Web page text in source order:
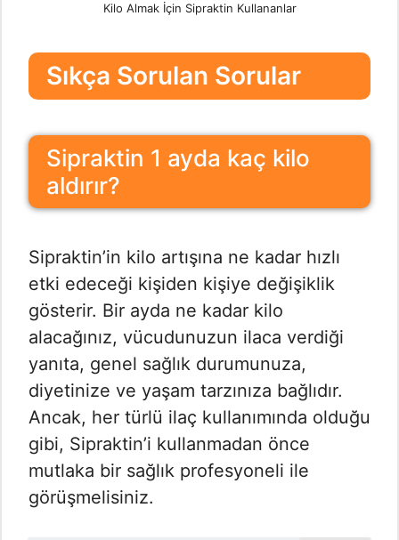
Kilo Almak İçin Sipraktin Kullananlar
Sıkça Sorulan Sorular
Sipraktin 1 ayda kaç kilo
aldırır?
Sipraktin’in kilo artışına ne kadar hızlı
etki edeceği kişiden kişiye değişiklik
gösterir. Bir ayda ne kadar kilo
alacağınız, vücudunuzun ilaca verdiği
yanıta, genel sağlık durumunuza,
diyetinize ve yaşam tarzınıza bağlıdır.
Ancak, her türlü ilaç kullanımında olduğu
gibi, Sipraktin’i kullanmadan önce
mutlaka bir sağlık profesyoneli ile
görüşmelisiniz.